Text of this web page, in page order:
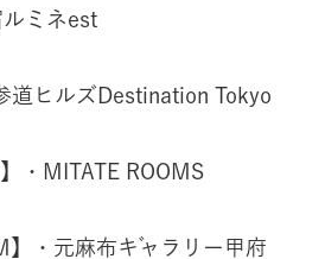
ミネest
道ヒルズDestination Tokyo
・MITATE ROOMS
】・元麻布ギャラリー甲府